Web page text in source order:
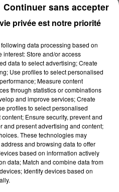
Toulouse
privée est notre priorité
data processing based on
Store and/or access
data to select advertising; Create
Use profiles to select personalised
Measure content
through statistics or combinations
and improve services; Create
profiles to select personalised
Ensure security, prevent and
and present advertising and content;
These technologies may
and browsing data to offer
based on information actively
data; Match and combine data from
Identify devices based on
Continuer sans accepter